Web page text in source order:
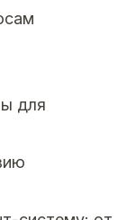
для